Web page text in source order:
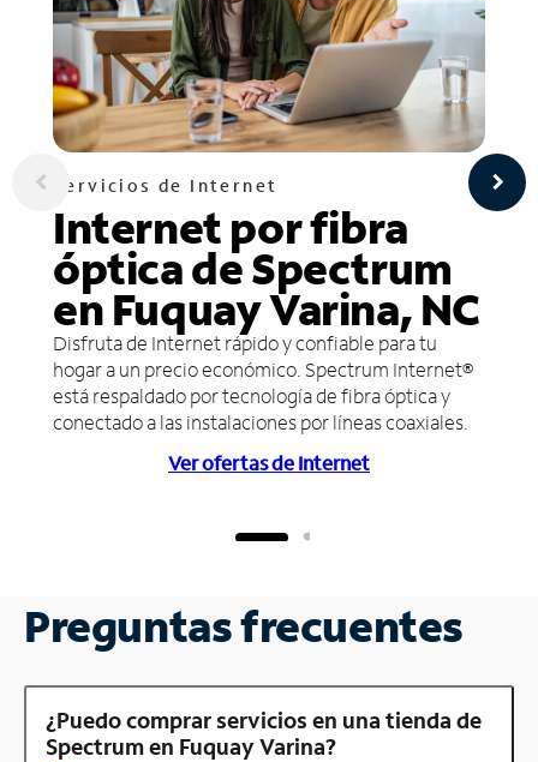
Servicios de Internet
Internet por fibra
óptica de Spectrum
en Fuquay Varina, NC
Disfruta de Internet rápido y confiable para tu
hogar a un precio económico. Spectrum Internet®
está respaldado por tecnología de fibra óptica y
conectado a las instalaciones por líneas coaxiales.
Ver ofertas de Internet
Preguntas frecuentes
¿Puedo comprar servicios en una tienda de
Spectrum en Fuquay Varina?